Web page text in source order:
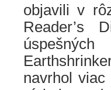
objavili v
Reader’s
navrhol